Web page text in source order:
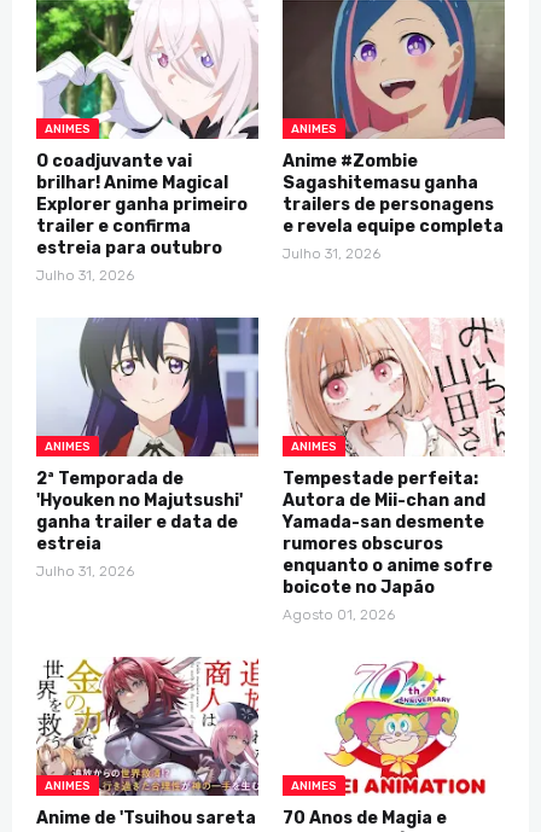
ANIMES
O coadjuvante vai
brilhar! Anime Magical
Explorer ganha primeiro
trailer e confirma
estreia para outubro
Julho 31, 2026
ANIMES
Anime #Zombie
Sagashitemasu ganha
trailers de personagens
e revela equipe completa
Julho 31, 2026
ANIMES
2ª Temporada de
'Hyouken no Majutsushi'
ganha trailer e data de
estreia
Julho 31, 2026
ANIMES
Tempestade perfeita:
Autora de Mii-chan and
Yamada-san desmente
rumores obscuros
enquanto o anime sofre
boicote no Japão
Agosto 01, 2026
ANIMES
Anime de 'Tsuihou sareta
ANIMES
70 Anos de Magia e